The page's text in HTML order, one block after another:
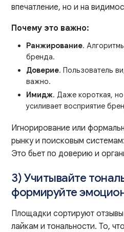
впечатление, но и на
Почему это важно:
Ранжирование.
бренда.
Доверие. Пользователь
важно.
Имидж. Даже короткая,
усиливает восприятие
Игнорирование или
рынку и поисковым
Это бьет по доверию и
3) Учитывайте
формируйте
Площадки сортируют отзывы
лайкам и тональности. То,